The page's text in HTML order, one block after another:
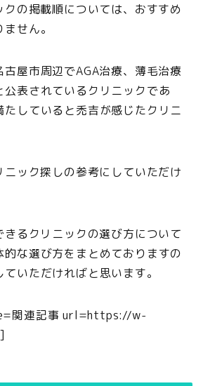
クの掲載順については、おすすめ
せん。
屋市周辺でAGA治療、薄毛治療
公表されているクリニックであ
たしていると禿吉が感じたクリニ
ニック探しの参考にしていただけ
きるクリニックの選び方について
な選び方をまとめておりますの
いただければと思います。
関連記事 url=https://w-